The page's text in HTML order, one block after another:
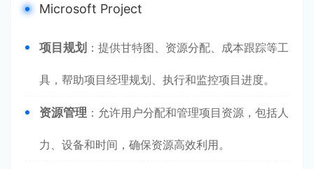
Microsoft Project
项目规划 ：提供甘特图、资源分配、成本跟踪等工
具，帮助项目经理规划、执行和监控项目进度。
资源管理 ：允许用户分配和管理项目资源，包括人
力、设备和时间，确保资源高效利用。